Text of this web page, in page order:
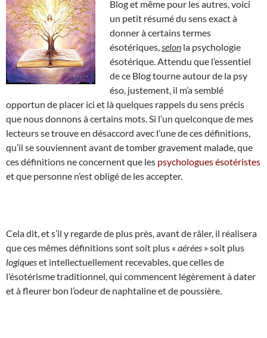
Blog et même pour les autres, voici
un petit résumé du sens exact à
donner à certains termes
ésotériques, selon la psychologie
ésotérique. Attendu que l’essentiel
de ce Blog tourne autour de la psy
éso, justement, il m’a semblé
opportun de placer ici et là quelques rappels du sens précis
que nous donnons à certains mots. Si l’un quelconque de mes
lecteurs se trouve en désaccord avec l’une de ces définitions,
qu’il se souviennent avant de tomber gravement malade, que
ces définitions ne concernent que les psychologues ésotéristes
et que personne n’est obligé de les accepter.
Cela dit, et s’il y regarde de plus près, avant de râler, il réalisera
que ces mêmes définitions sont soit plus « aérées » soit plus
logiqueset intellectuellement recevables, que celles de
l’ésotérisme traditionnel, qui commencent légèrement à dater
et à fleurer bon l’odeur de naphtaline et de poussière.